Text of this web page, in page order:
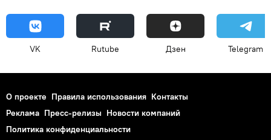
VK Rutube Дзен Telegram
О проекте Правила использования Контакты
Реклама Пресс-релизы Новости компаний
Политика конфиденциальности